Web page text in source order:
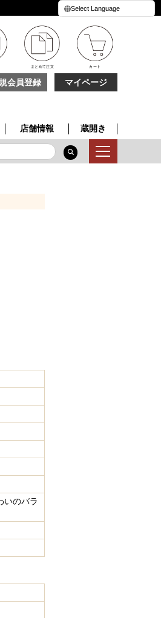
まとめて注文 カート
会員登録 マイページ
店舗情報 蔵開き
夏の贈り物
いのバラ